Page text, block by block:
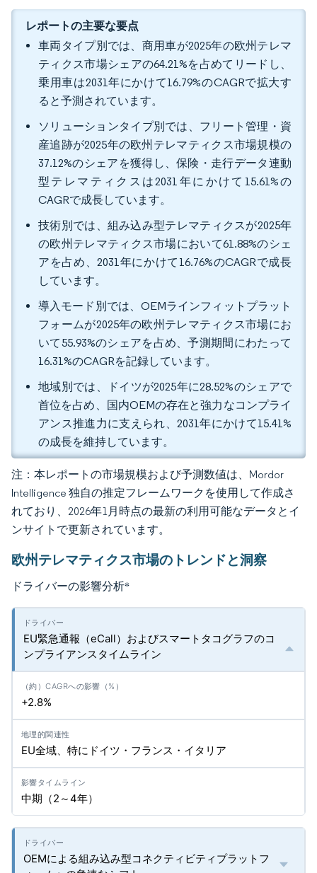
レポートの主要な要点
車両タイプ別では、商用車が2025年の欧州テレマ
ティクス市場シェアの64.21%を占めてリードし、
乗用車は2031年にかけて16.79%のCAGRで拡大す
ると予測されています。
ソリューションタイプ別では、フリート管理・資
産追跡が2025年の欧州テレマティクス市場規模の
37.12%のシェアを獲得し、保険・走行データ連動
型テレマティクスは2031年にかけて15.61%の
CAGRで成長しています。
技術別では、組み込み型テレマティクスが2025年
の欧州テレマティクス市場において61.88%のシェ
アを占め、2031年にかけて16.76%のCAGRで成長
しています。
導入モード別では、OEMラインフィットプラット
フォームが2025年の欧州テレマティクス市場にお
いて55.93%のシェアを占め、予測期間にわたって
16.31%のCAGRを記録しています。
地域別では、ドイツが2025年に28.52%のシェアで
首位を占め、国内OEMの存在と強力なコンプライ
アンス推進力に支えられ、2031年にかけて15.41%
の成長を維持しています。
注：本レポートの市場規模および予測数値は、Mordor
Intelligence 独自の推定フレームワークを使用して作成さ
れており、2026年1月時点の最新の利用可能なデータとイ
ンサイトで更新されています。
欧州テレマティクス市場のトレンドと洞察
ドライバーの影響分析*
EU緊急通報（eCall）およびスマートタコグラフのコ
ンプライアンスタイムライン
+2.8%
EU全域、特にドイツ・フランス・イタリア
中期（2～4年）
OEMによる組み込み型コネクティビティプラットフ